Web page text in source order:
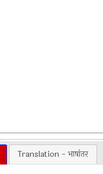
Translation - भाषांतर